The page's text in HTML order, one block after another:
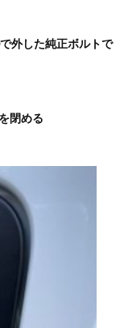
外した純正ボルトで
閉める